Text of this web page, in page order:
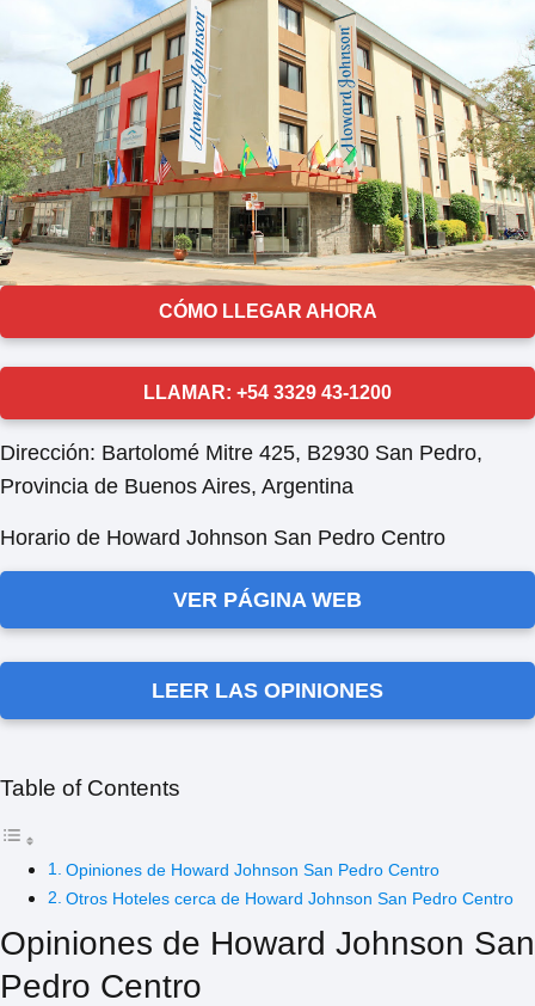
CÓMO LLEGAR AHORA
LLAMAR: +54 3329 43-1200
Dirección: Bartolomé Mitre 425, B2930 San Pedro,
Provincia de Buenos Aires, Argentina
Horario de Howard Johnson San Pedro Centro
VER PÁGINA WEB
LEER LAS OPINIONES
Table of Contents
Opiniones de Howard Johnson San Pedro Centro
Otros Hoteles cerca de Howard Johnson San Pedro Centro
Opiniones de Howard Johnson San
Pedro Centro